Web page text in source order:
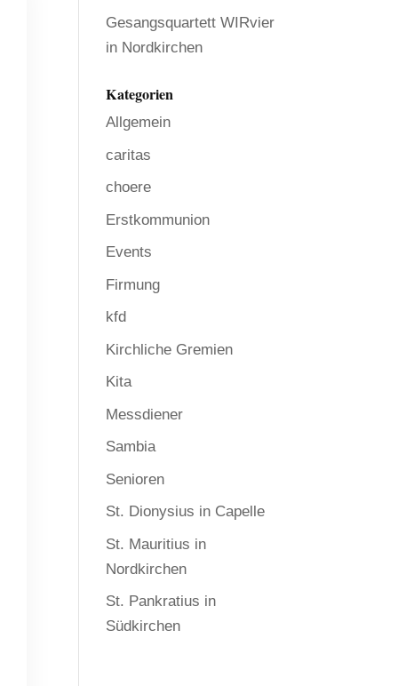
Gesangsquartett WIRvier
in Nordkirchen
Kategorien
Allgemein
caritas
choere
Erstkommunion
Events
Firmung
kfd
Kirchliche Gremien
Kita
Messdiener
Sambia
Senioren
St. Dionysius in Capelle
St. Mauritius in
Nordkirchen
St. Pankratius in
Südkirchen